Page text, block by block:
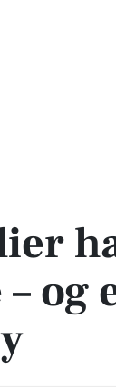
– og endnu mere i
og